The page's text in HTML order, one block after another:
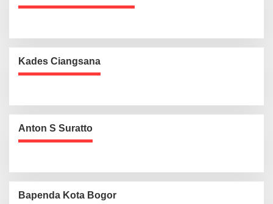
Kades Ciangsana
Anton S Suratto
Bapenda Kota Bogor